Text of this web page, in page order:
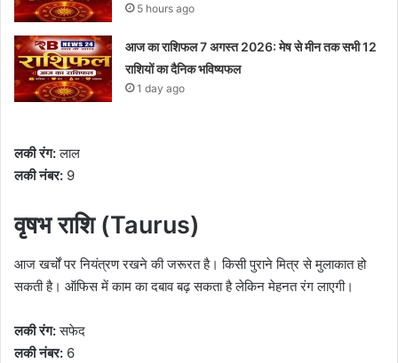
5 hours ago
आज का राशिफल 7 अगस्त 2026: मेष से मीन तक सभी 12
राशियों का दैनिक भविष्यफल
1 day ago
लकी रंग:लाल
लकी नंबर: 9
वृषभ राशि (Taurus)
आज खर्चों पर नियंत्रण रखने की जरूरत है। किसी पुराने मित्र से मुलाकात हो
सकती है। ऑफिस में काम का दबाव बढ़ सकता है लेकिन मेहनत रंग लाएगी।
लकी रंग:सफेद
लकी नंबर: 6